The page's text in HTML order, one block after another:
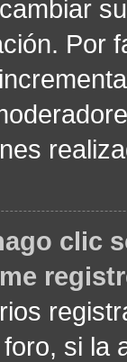
Por
clic
si la